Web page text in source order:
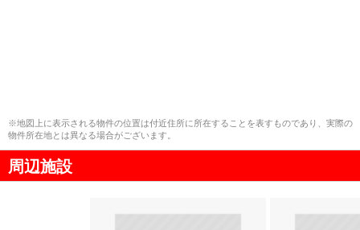
※地図上に表示される物件の位置は付近住所に所在することを表すものであり、実際の
物件所在地とは異なる場合がございます。
周辺施設